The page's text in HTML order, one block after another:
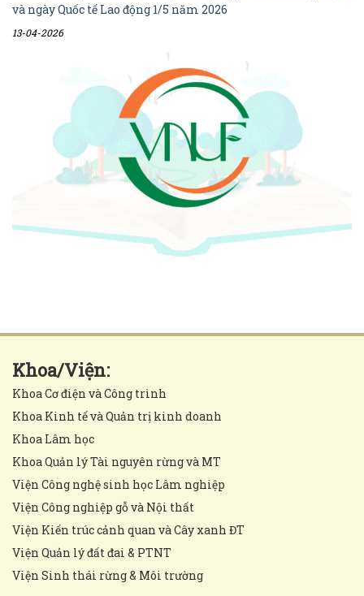
và ngày Quốc tế Lao động 1/5 năm 2026
13-04-2026
Khoa/Viện:
Khoa Cơ điện và Công trình
Khoa Kinh tế và Quản trị kinh doanh
Khoa Lâm học
Khoa Quản lý Tài nguyên rừng và MT
Viện Công nghệ sinh học Lâm nghiệp
Viện Công nghiệp gỗ và Nội thất
Viện Kiến trúc cảnh quan và Cây xanh ĐT
Viện Quản lý đất đai & PTNT
Viện Sinh thái rừng & Môi trường